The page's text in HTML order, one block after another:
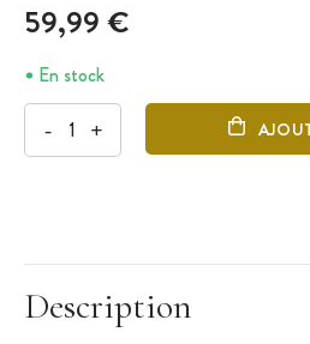
59,99 €
En stock
- +
Description